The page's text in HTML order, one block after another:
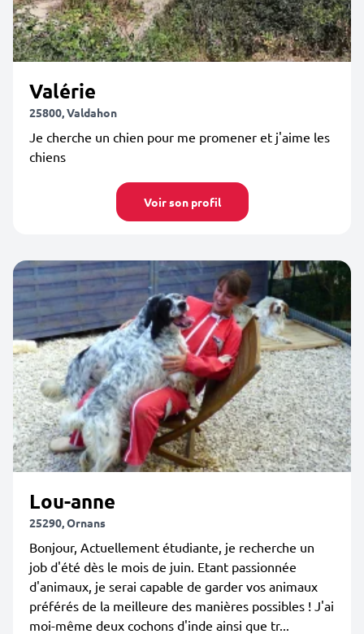
Valérie
25800, Valdahon
Je cherche un chien pour me promener et j'aime les
chiens
Voir son profil
Lou-anne
25290, Ornans
Bonjour, Actuellement étudiante, je recherche un
job d'été dès le mois de juin. Etant passionnée
d'animaux, je serai capable de garder vos animaux
préférés de la meilleure des manières possibles ! J'ai
moi-même deux cochons d'inde ainsi que tr...